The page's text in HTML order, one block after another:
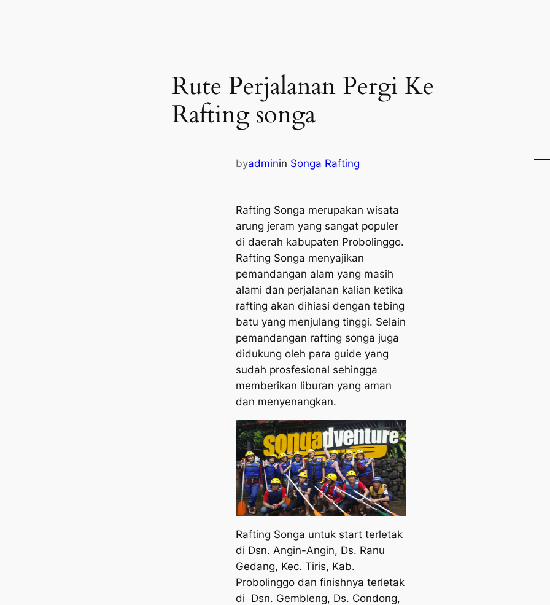
Rute Perjalanan Pergi Ke
Rafting songa
byadminin Songa Rafting
Rafting Songa merupakan wisata
arung jeram yang sangat populer
di daerah kabupaten Probolinggo.
Rafting Songa menyajikan
pemandangan alam yang masih
alami dan perjalanan kalian ketika
rafting akan dihiasi dengan tebing
batu yang menjulang tinggi. Selain
pemandangan rafting songa juga
didukung oleh para guide yang
sudah prosfesional sehingga
memberikan liburan yang aman
dan menyenangkan.
Rafting Songa untuk start terletak
di Dsn. Angin-Angin, Ds. Ranu
Gedang, Kec. Tiris, Kab.
Probolinggo dan finishnya terletak
di Dsn. Gembleng, Ds. Condong,